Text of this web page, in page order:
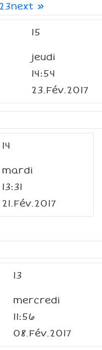
23next »
15
jeudi
14:54
23.Fév.2017
14
mardi
13:31
21.Fév.2017
13
mercredi
11:56
08.Fév.2017